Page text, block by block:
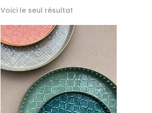
Voici le seul résultat